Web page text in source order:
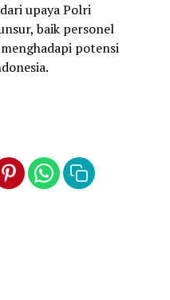
upaya Polri
baik personel
potensi